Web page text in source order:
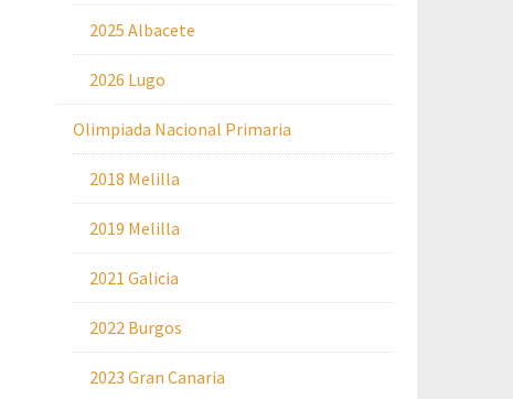
2025 Albacete
2026 Lugo
Olimpiada Nacional Primaria
2018 Melilla
2019 Melilla
2021 Galicia
2022 Burgos
2023 Gran Canaria